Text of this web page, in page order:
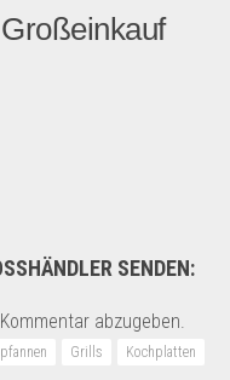
SENDEN:
abzugeben.
Grills
Kochplatten